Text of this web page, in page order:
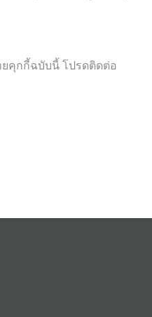
ยคุกกี้ฉบับนี้ โปรดติดต่อ